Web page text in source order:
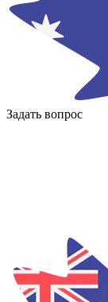
Задать вопрос